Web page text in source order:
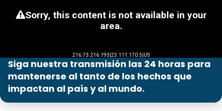
Siga nuestra transmisión las 24 horas para
mantenerse al tanto de los hechos que
impactan al país y al mundo.
Programas